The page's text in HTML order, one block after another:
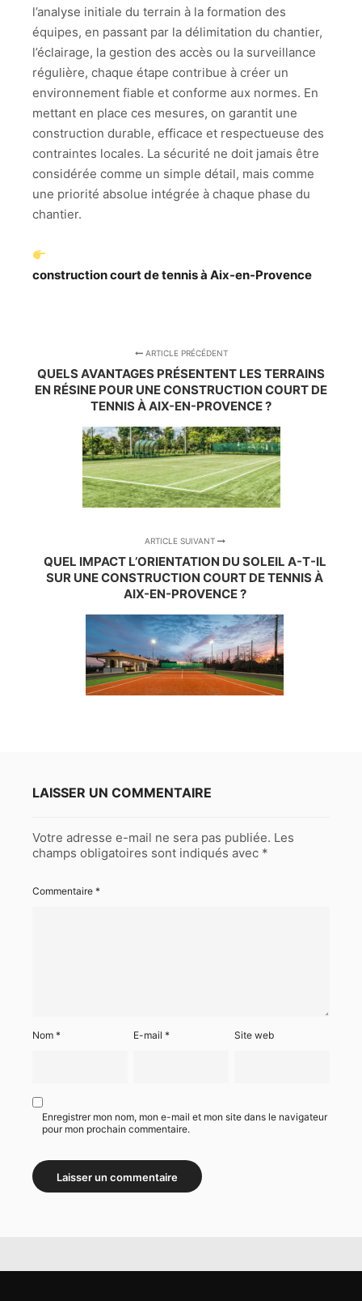
l’analyse initiale du terrain à la formation des
équipes, en passant par la délimitation du chantier,
l’éclairage, la gestion des accès ou la surveillance
régulière, chaque étape contribue à créer un
environnement fiable et conforme aux normes. En
mettant en place ces mesures, on garantit une
construction durable, efficace et respectueuse des
contraintes locales. La sécurité ne doit jamais être
considérée comme un simple détail, mais comme
une priorité absolue intégrée à chaque phase du
chantier.
construction court de tennis à Aix-en-Provence
ARTICLE PRÉCÉDENT
QUELS AVANTAGES PRÉSENTENT LES TERRAINS
EN RÉSINE POUR UNE CONSTRUCTION COURT DE
TENNIS À AIX-EN-PROVENCE ?
ARTICLE SUIVANT
QUEL IMPACT L’ORIENTATION DU SOLEIL A-T-IL
SUR UNE CONSTRUCTION COURT DE TENNIS À
AIX-EN-PROVENCE ?
LAISSER UN COMMENTAIRE
Votre adresse e-mail ne sera pas publiée. Les
champs obligatoires sont indiqués avec *
Commentaire *
Nom * E-mail* Site web
Enregistrer mon nom, mon e-mail et mon site dans le navigateur
pour mon prochain commentaire.